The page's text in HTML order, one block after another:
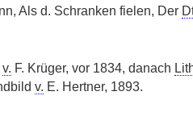
Als d. Schranken fielen, Der
v. F. Krüger, vor 1834, danach
v. E. Hertner, 1893.